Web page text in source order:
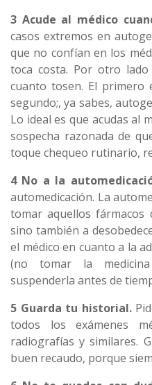
3 Acude al médico
casos extremos en
que no confían en los
toca costa. Por otro
cuanto tosen. El primero
segundo;, ya sabes,
Lo ideal es que acudas al
sospecha razonada de
toque chequeo rutinario,
4 No a la
automedicación. La
tomar aquellos fármacos
sino también a
el médico en cuanto a la
(no tomar la
suspenderla antes de
5 Guarda tu historial.
todos los exámenes
radiografías y similares.
buen recaudo, porque